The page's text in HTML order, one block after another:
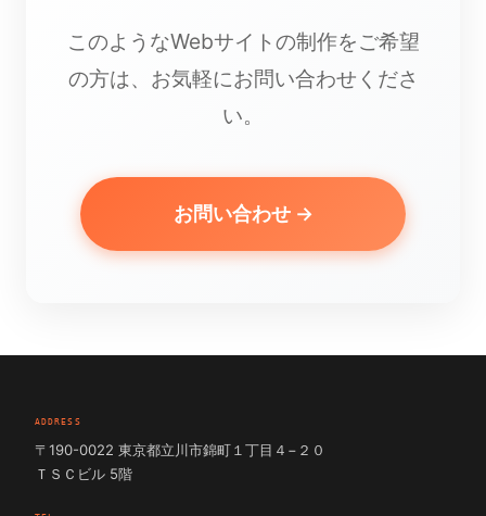
このようなWebサイトの制作をご希望
の方は、お気軽にお問い合わせくださ
い。
お問い合わせ →
ADDRESS
〒190-0022 東京都立川市錦町１丁目４−２０
ＴＳＣビル 5階